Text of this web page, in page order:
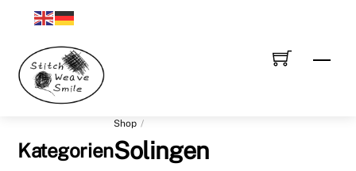
content
Shop
Solingen
Kategorien